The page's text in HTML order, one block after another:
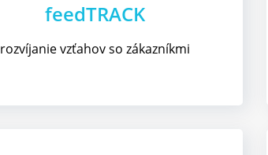
feedTRACK
rozvíjanie vzťahov so zákazníkmi